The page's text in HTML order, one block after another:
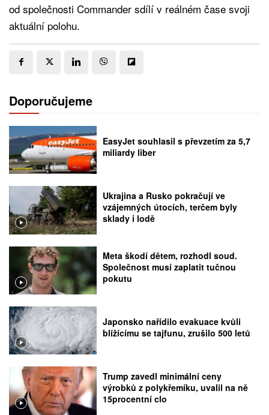
od společnosti Commander sdílí v reálném čase svoji
aktuální polohu.
Doporučujeme
EasyJet souhlasil s převzetím za 5,7
miliardy liber
Ukrajina a Rusko pokračují ve
vzájemných útocích, terčem byly
sklady i lodě
Meta škodí dětem, rozhodl soud.
Společnost musí zaplatit tučnou
pokutu
Japonsko nařídilo evakuace kvůli
blížícímu se tajfunu, zrušilo 500 letů
Trump zavedl minimální ceny
výrobků z polykřemíku, uvalil na ně
15procentní clo